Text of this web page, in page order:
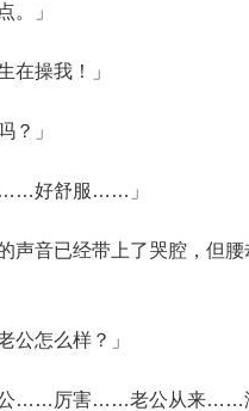
」
操我！」
」
好舒服……」
音已经带上了哭腔，但腰
怎么样？」
厉害……老公从来……